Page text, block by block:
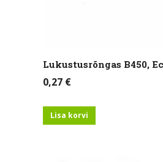
Lukustusrõngas B450,
0,27 €
Lisa korvi